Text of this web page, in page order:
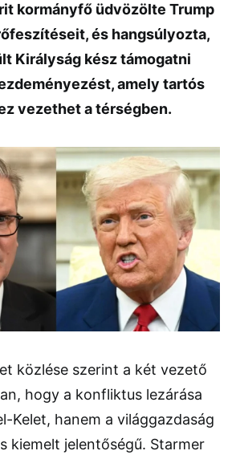
kormányfő üdvözölte Trump
és hangsúlyozta,
Királyság kész támogatni
amely tartós
vezethet a térségben.
közlése szerint a két vezető
hogy a konfliktus lezárása
Kelet, hanem a világgazdaság
kiemelt jelentőségű. Starmer